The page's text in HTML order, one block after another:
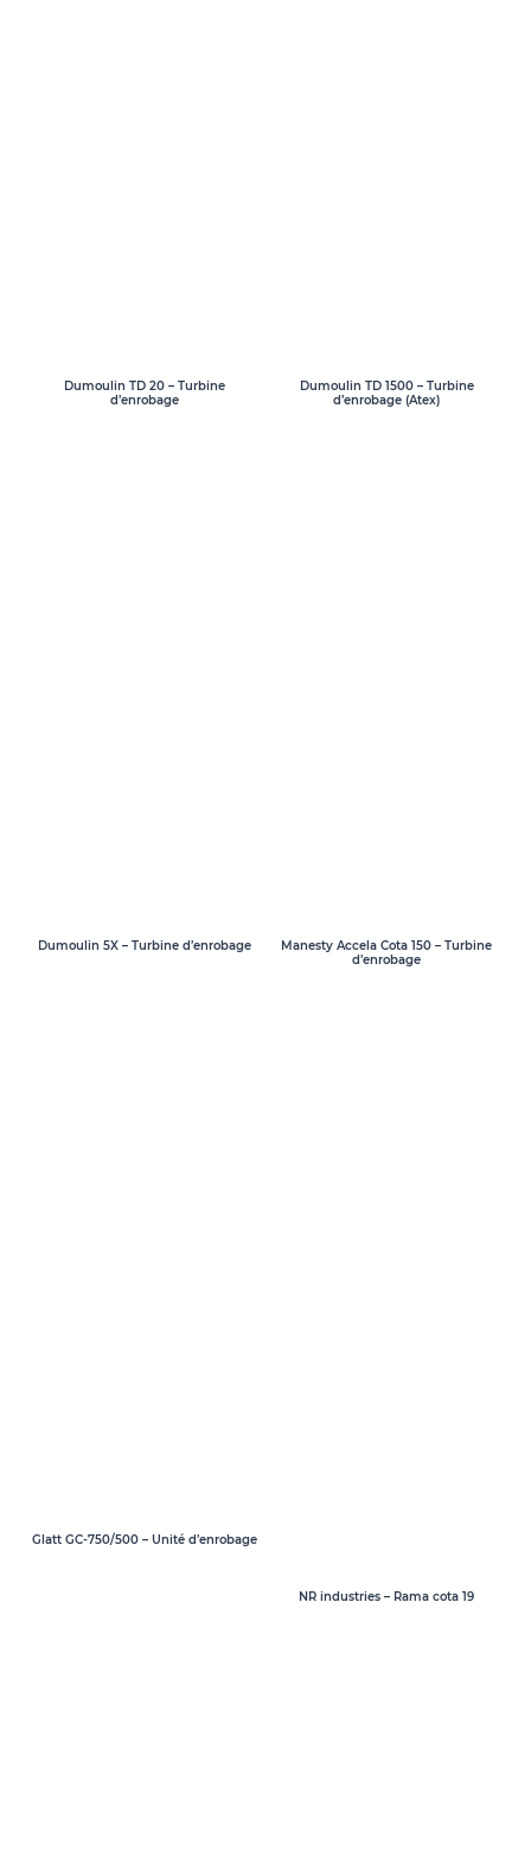
Dumoulin TD 20 – Turbine
d’enrobage
Dumoulin TD 1500 – Turbine
d’enrobage (Atex)
Dumoulin 5X – Turbine d’enrobage
Manesty Accela Cota 150 – Turbine
d’enrobage
Glatt GC-750/500 – Unité d’enrobage
NR industries – Rama cota 19